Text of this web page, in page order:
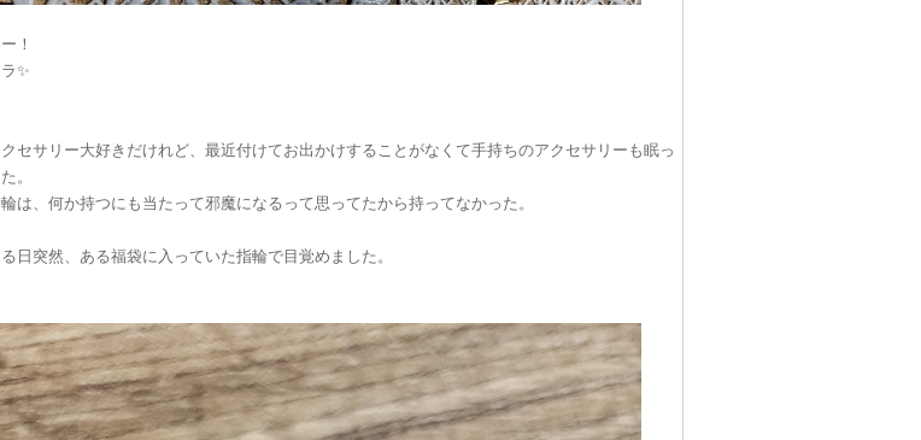
！
✨
セサリー大好きだけれど、最近付けてお出かけすることがなくて手持ちのアクセサリーも眠っ
。
は、何か持つにも当たって邪魔になるって思ってたから持ってなかった。
日突然、ある福袋に入っていた指輪で目覚めました。